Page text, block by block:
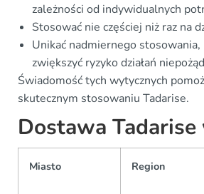
zależności od indywidualnych
Stosować nie częściej niż raz na
Unikać nadmiernego stosowania,
zwiększyć ryzyko działań
Świadomość tych wytycznych
skutecznym stosowaniu Tadarise.
Dostawa
Miasto Region